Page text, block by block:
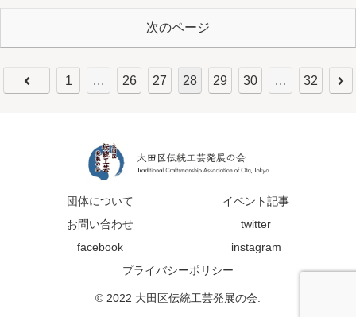
次のページ
1 … 26 27 28 29 30 … 32
団体について
イベント記事
お問い合わせ
twitter
facebook
instagram
プライバシーポリシー
© 2022 大田区伝統工芸発展の会.